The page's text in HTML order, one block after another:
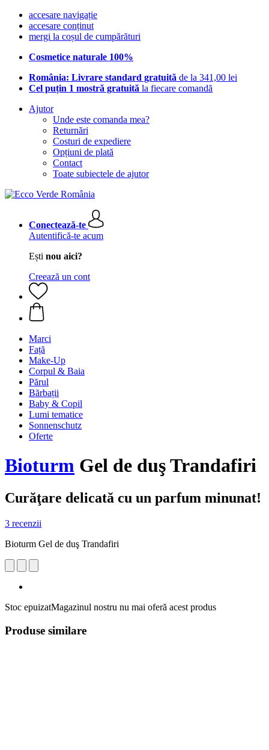
accesare navigație
accesare conținut
mergi la coșul de cumpărături
Cosmetice naturale 100%
România: Livrare standard gratuită de la 341,00 lei
Cel puțin 1 mostră gratuită la fiecare comandă
Ajutor
Unde este comanda mea?
Returnări
Costuri de expediere
Opțiuni de plată
Contact
Toate subiectele de ajutor
Conectează-te
Autentifică-te acum
Ești nou aici?
Creează un cont
Marci
Față
Make-Up
Corpul & Baia
Părul
Bărbații
Baby & Copil
Lumi tematice
Sonnenschutz
Oferte
Bioturm Gel de duş Trandafiri
Curăţare delicată cu un parfum minunat!
3 recenzii
Bioturm Gel de duş Trandafiri
Stoc epuizatMagazinul nostru nu mai oferă acest produs
Produse similare